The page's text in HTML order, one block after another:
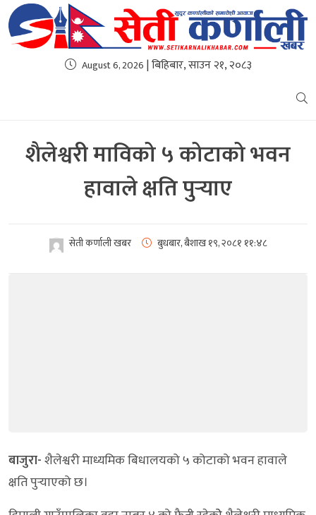
August 6, 2026 | बिहिबार, साउन २१, २०८३
शैलेश्वरी माविको ५ कोटाको भवन
हावाले क्षति पुर्‍याए
सेती कर्णाली खबर बुधबार, बैशाख १९, २०८१ ११:४८
बाजुरा-शैलेश्वरी माध्यमिक बिधालयको ५ कोटाको भवन हावाले
क्षति पुर्‍याएको छ।